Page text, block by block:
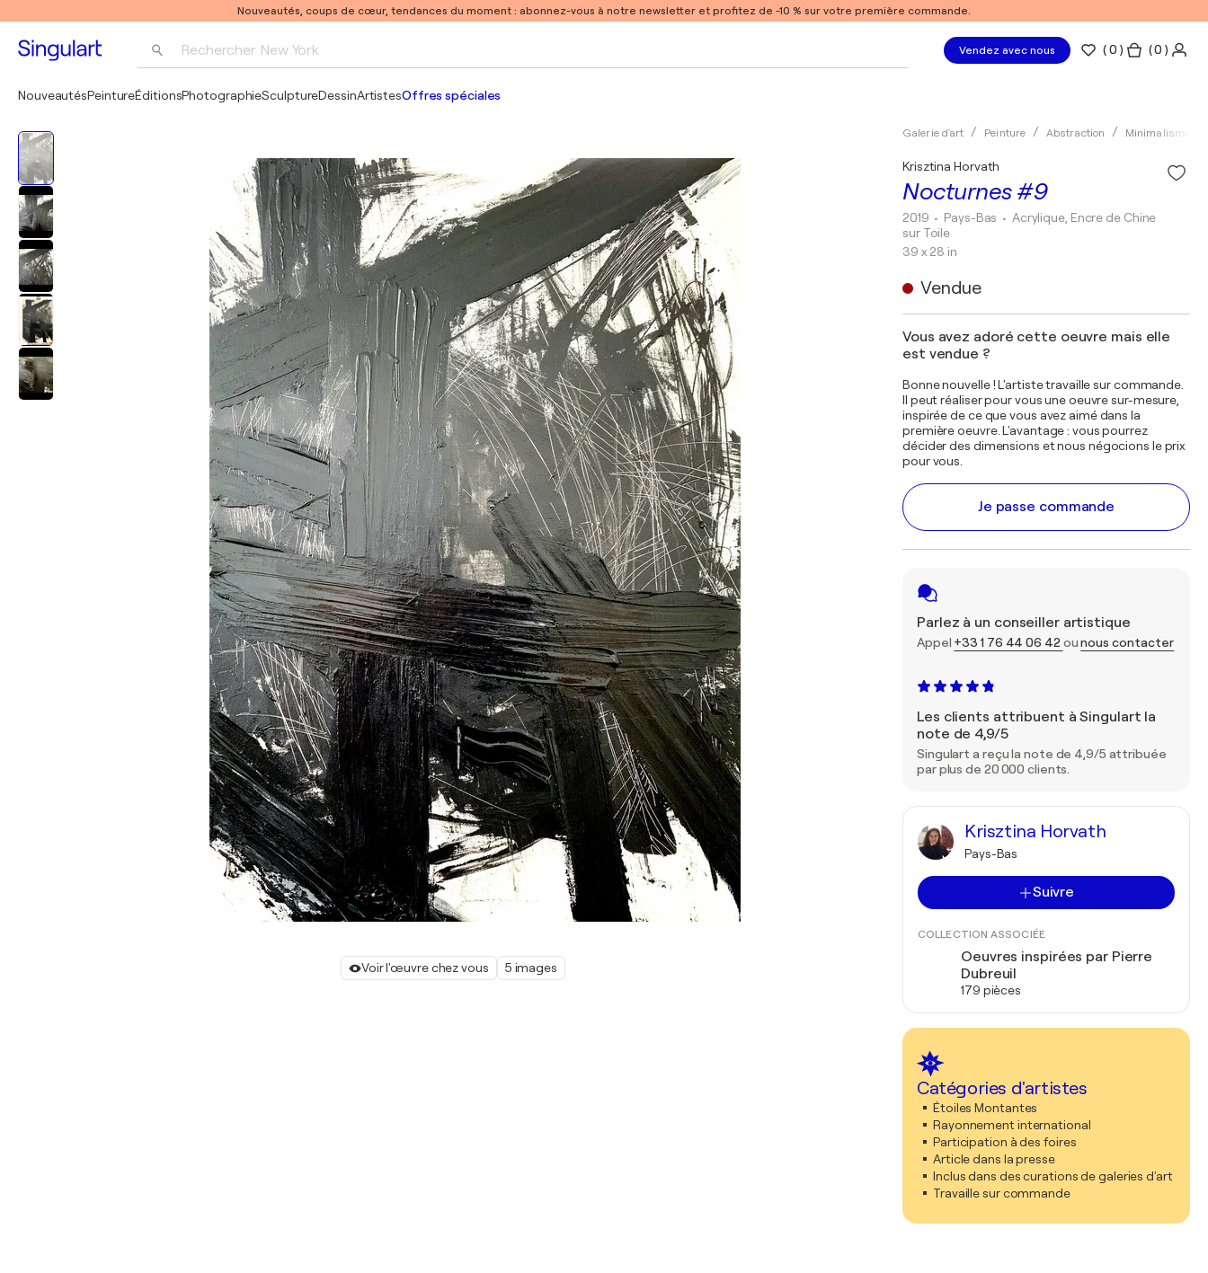
Nouveautés, coups de cœur, tendances du moment : abonnez-vous à notre newsletter et profitez de -10 % sur votre première commande.
Rechercher New York
Pablo Picasso
Vendez avec nous (0 ) ( 0 )
NouveautésPeintureÉditionsPhotographieSculptureDessinArtistesOffres spéciales
Voir l'œuvre chez vous 5 images
Galerie d'art Peinture Abstraction Minimalisme
Nocturnes #9
Krisztina Horvath
2019 • Pays-Bas • Acrylique, Encre de Chine
sur Toile
39 x 28 in
Vendue
Vous avez adoré cette oeuvre mais elle
est vendue ?
Bonne nouvelle ! L'artiste travaille sur commande.
Il peut réaliser pour vous une oeuvre sur-mesure,
inspirée de ce que vous avez aimé dans la
première oeuvre. L'avantage : vous pourrez
décider des dimensions et nous négocions le prix
pour vous.
Je passe commande
Parlez à un conseiller artistique
Appel +33 1 76 44 06 42 ounous contacter
Les clients attribuent à Singulart la
note de 4,9/5
Singulart a reçu la note de 4,9/5 attribuée
par plus de 20 000 clients.
Krisztina Horvath
Pays-Bas
Suivre
COLLECTION ASSOCIÉE
Oeuvres inspirées par Pierre
Dubreuil
179 pièces
Catégories d'artistes
Étoiles Montantes
Rayonnement international
Participation à des foires
Article dans la presse
Inclus dans des curations de galeries d'art
Travaille sur commande